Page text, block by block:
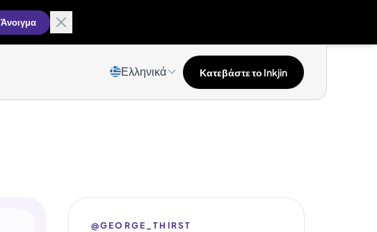
Άνοιγμα
Ελληνικά Κατεβάστε το Inkjin
@GEORGE_THIRST